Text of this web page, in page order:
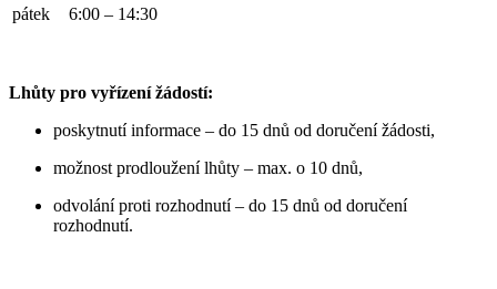
pátek
6:00 – 14:30
Lhůty pro vyřízení žádostí:
poskytnutí informace – do 15 dnů od doručení žádosti,
možnost prodloužení lhůty – max. o 10 dnů,
odvolání proti rozhodnutí – do 15 dnů od doručení
rozhodnutí.